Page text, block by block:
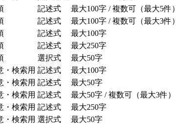
記述式 最大100字 / 複数可（最大5件）
記述式 最大100字 / 複数可（最大3件）
記述式 最大100字
記述式 最大250字
選択式 最大50字
・検索用 記述式 最大100字
・検索用 記述式 最大50字
・検索用 記述式 最大50字 / 複数可（最大3件）
・検索用 記述式 最大250字
・検索用 選択式 最大50字